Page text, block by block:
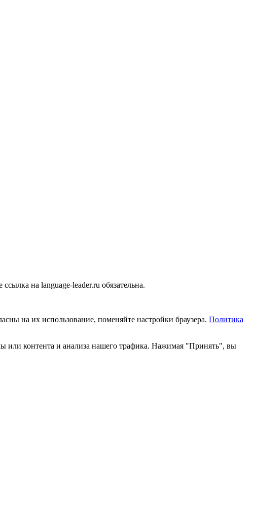
на language-leader.ru обязательна.
на их использование, поменяйте настройки браузера. Политика
или контента и анализа нашего трафика. Нажимая "Принять", вы